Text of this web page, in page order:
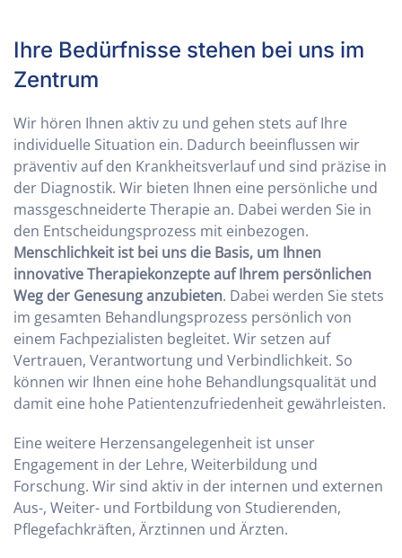
Ihre Bedürfnisse stehen bei uns im
Zentrum
Wir hören Ihnen aktiv zu und gehen stets auf Ihre
individuelle Situation ein. Dadurch beeinflussen wir
präventiv auf den Krankheitsverlauf und sind präzise in
der Diagnostik. Wir bieten Ihnen eine persönliche und
massgeschneiderte Therapie an. Dabei werden Sie in
den Entscheidungsprozess mit einbezogen.
Menschlichkeit ist bei uns die Basis, um Ihnen
innovative Therapiekonzepte auf Ihrem persönlichen
Weg der Genesung anzubieten. Dabei werden Sie stets
im gesamten Behandlungsprozess persönlich von
einem Fachpezialisten begleitet. Wir setzen auf
Vertrauen, Verantwortung und Verbindlichkeit. So
können wir Ihnen eine hohe Behandlungsqualität und
damit eine hohe Patientenzufriedenheit gewährleisten.
Eine weitere Herzensangelegenheit ist unser
Engagement in der Lehre, Weiterbildung und
Forschung. Wir sind aktiv in der internen und externen
Aus-, Weiter- und Fortbildung von Studierenden,
Pflegefachkräften, Ärztinnen und Ärzten.